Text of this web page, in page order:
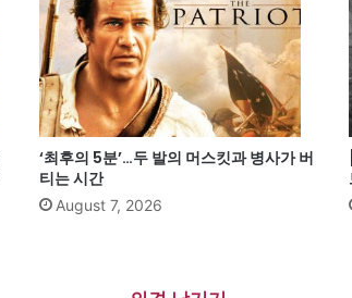
‘최후의 5분’…두 발의 머스킷과 병사가 버
티는 시간
August 7, 2026